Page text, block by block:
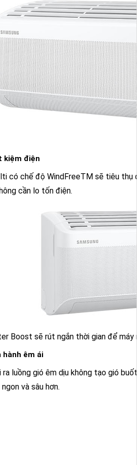
kiệm điện
có chế độ WindFreeTM sẽ tiêu thụ
cần lo tốn điện.
Boost sẽ rút ngắn thời gian để
hành êm ái
luồng gió êm dịu không tạo gió
và sâu hơn.